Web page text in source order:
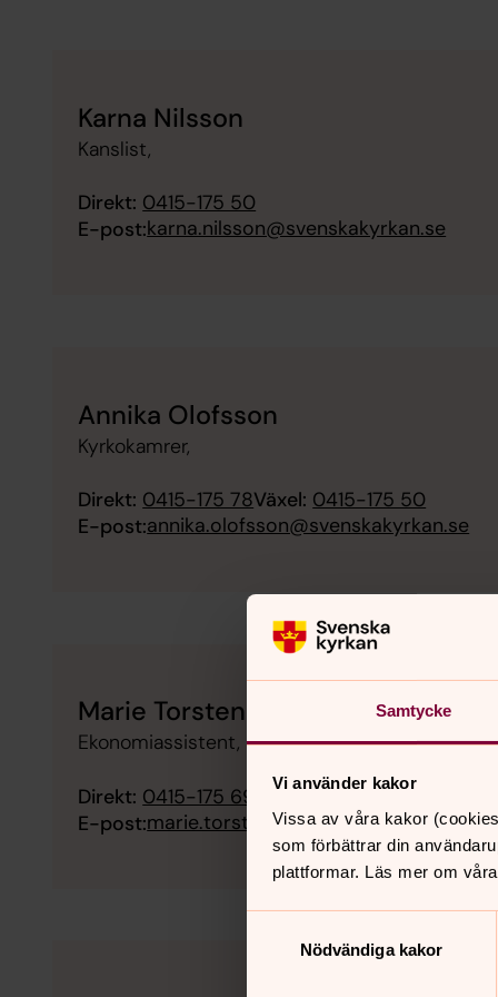
Samtycke
Vi använder kakor
Vissa av våra kakor
som förbättrar din
plattformar. Läs mer om
Nödvändiga kakor
Karna Nilsson
Kanslist,
Direkt: 0415-175 50
E-post:karna.nilsson@svenskakyrkan.se
Annika Olofsson
Kyrkokamrer,
Direkt: 0415-175 78Växel: 0415-175 50
E-post:annika.olofsson@svenskakyrkan.se
Marie Torstensson
Ekonomiassistent, Kyrkovaktmästare
Direkt: 0415-175 69 Växel: 0415-175 50
E-post:marie.torstensson@svenskakyrkan.se